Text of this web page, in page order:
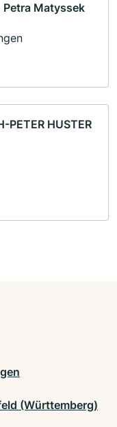
Matyssek
PETER HUSTER
(Württemberg)